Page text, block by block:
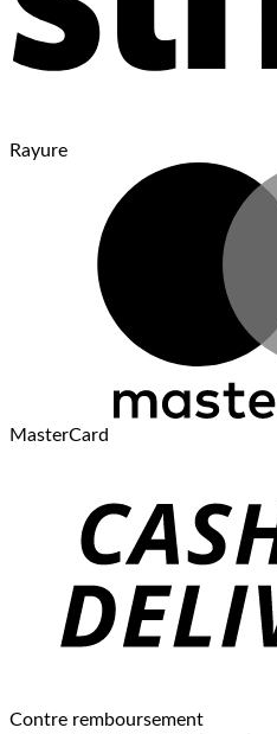
Rayure
MasterCard
Contre remboursement